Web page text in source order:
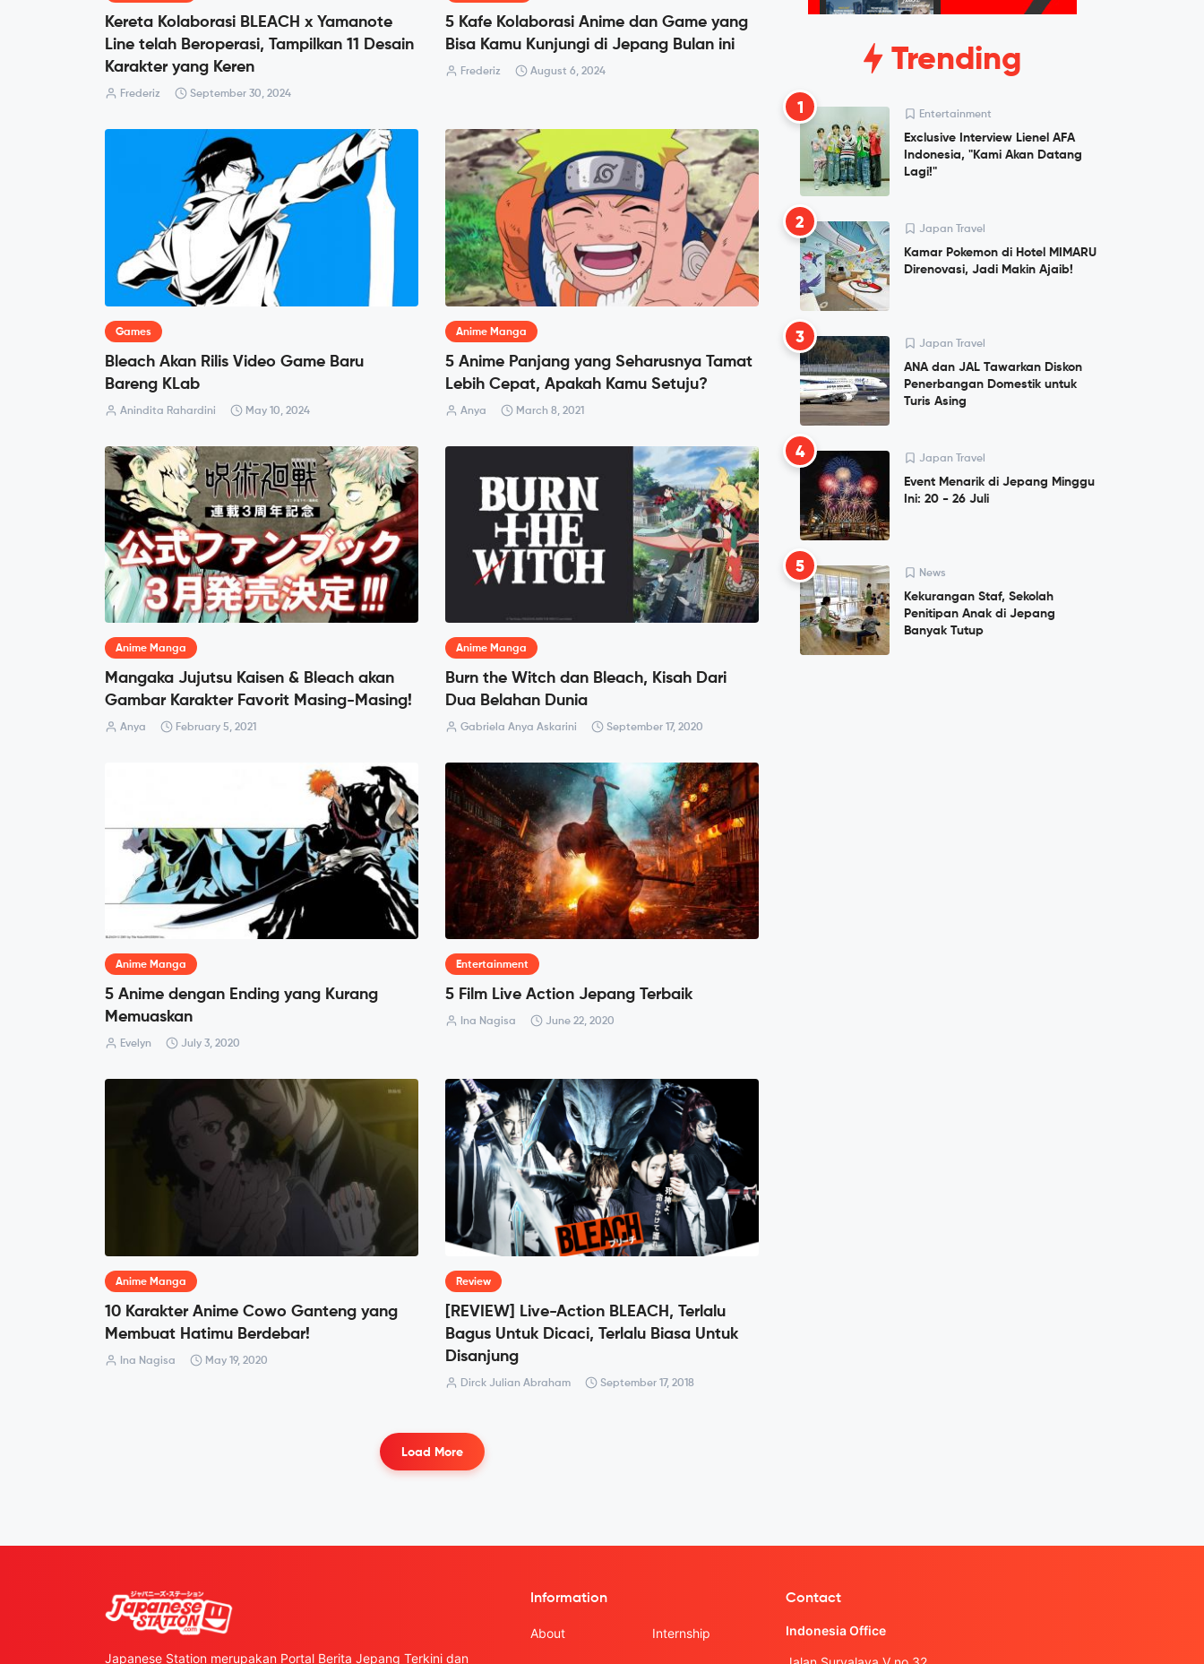
Kereta Kolaborasi BLEACH x Yamanote
Line telah Beroperasi, Tampilkan 11 Desain
Karakter yang Keren
Frederiz September 30, 2024
5 Kafe Kolaborasi Anime dan Game yang
Bisa Kamu Kunjungi di Jepang Bulan ini
Frederiz August 6, 2024
Games
Bleach Akan Rilis Video Game Baru
Bareng KLab
Anindita Rahardini May 10, 2024
Anime Manga
5 Anime Panjang yang Seharusnya Tamat
Lebih Cepat, Apakah Kamu Setuju?
Anya March 8, 2021
Anime Manga
Mangaka Jujutsu Kaisen & Bleach akan
Gambar Karakter Favorit Masing-Masing!
Anya February 5, 2021
Anime Manga
Burn the Witch dan Bleach, Kisah Dari
Dua Belahan Dunia
Gabriela Anya Askarini September 17, 2020
Anime Manga
5 Anime dengan Ending yang Kurang
Memuaskan
Evelyn July 3, 2020
Entertainment
5 Film Live Action Jepang Terbaik
Ina Nagisa June 22, 2020
Anime Manga
10 Karakter Anime Cowo Ganteng yang
Membuat Hatimu Berdebar!
Ina Nagisa May 19, 2020
Review
[REVIEW] Live-Action BLEACH, Terlalu
Bagus Untuk Dicaci, Terlalu Biasa Untuk
Disanjung
Dirck Julian Abraham September 17, 2018
Load More
Trending
1 Entertainment
Exclusive Interview Lienel AFA
Indonesia, "Kami Akan Datang
Lagi!"
2 Japan Travel
Kamar Pokemon di Hotel MIMARU
Direnovasi, Jadi Makin Ajaib!
3 Japan Travel
ANA dan JAL Tawarkan Diskon
Penerbangan Domestik untuk
Turis Asing
4 Japan Travel
Event Menarik di Jepang Minggu
Ini: 20 - 26 Juli
5 News
Kekurangan Staf, Sekolah
Penitipan Anak di Jepang
Banyak Tutup
Japanese Station merupakan Portal Berita Jepang Terkini dan
Information
About Internship
Contact
Indonesia Office